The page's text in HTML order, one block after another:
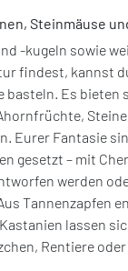
Steinmäuse
-kugeln sowie
findest, kannst
basteln. Es bieten
Eurer Fantasie
gesetzt – mit
werden
Tannenzapfen
lassen
Rentiere oder